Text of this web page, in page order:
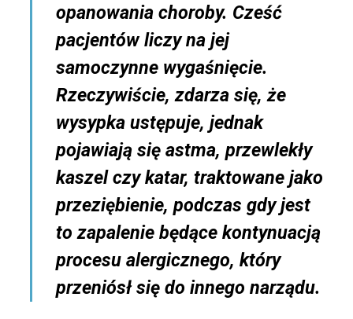
opanowania choroby. Cześć
pacjentów liczy na jej
samoczynne wygaśnięcie.
Rzeczywiście, zdarza się, że
wysypka ustępuje, jednak
pojawiają się astma, przewlekły
kaszel czy katar, traktowane jako
przeziębienie, podczas gdy jest
to zapalenie będące kontynuacją
procesu alergicznego, który
przeniósł się do innego narządu.